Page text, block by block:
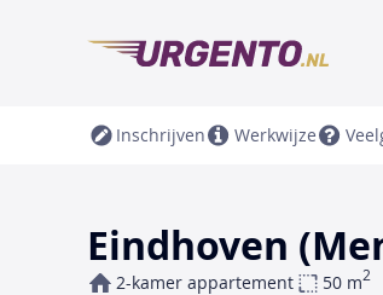
Inschrijven Werkwijze
Eindhoven
2-kamer appartement 50 m2